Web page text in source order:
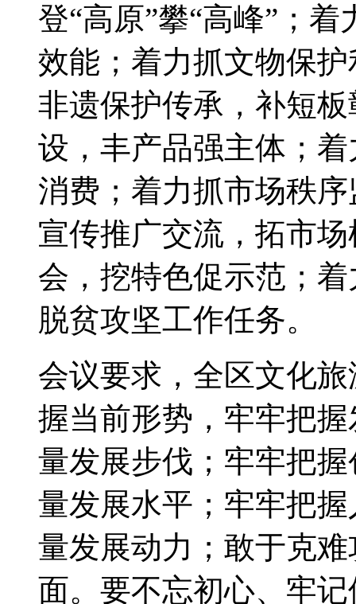
登“高原”攀“高峰”；
效能；着力抓文物保
非遗保护传承，补短
设，丰产品强主体；
消费；着力抓市场秩
宣传推广交流，拓市
会，挖特色促示范；
脱贫攻坚工作任务。
会议要求，全区文化
握当前形势，牢牢把
量发展步伐；牢牢把
量发展水平；牢牢把
量发展动力；敢于克
面。要不忘初心、牢